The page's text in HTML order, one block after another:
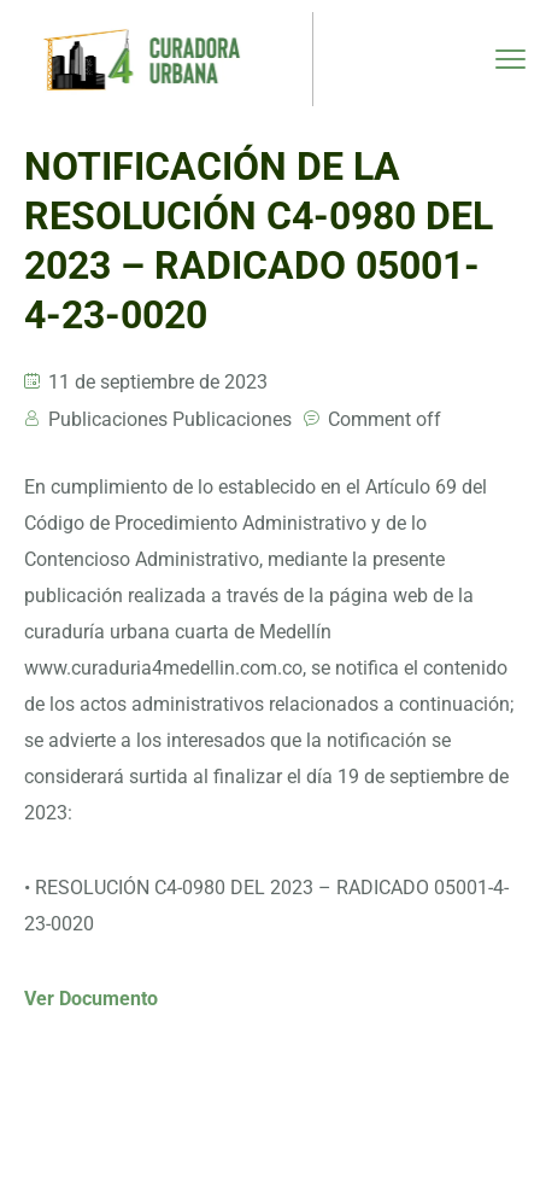
NOTIFICACIÓN DE LA
RESOLUCIÓN C4-0980 DEL
2023 – RADICADO 05001-
4-23-0020
11 de septiembre de 2023
Publicaciones Publicaciones
Comment off
En cumplimiento de lo establecido en el Artículo 69 del
Código de Procedimiento Administrativo y de lo
Contencioso Administrativo, mediante la presente
publicación realizada a través de la página web de la
curaduría urbana cuarta de Medellín
www.curaduria4medellin.com.co, se notifica el contenido
de los actos administrativos relacionados a continuación;
se advierte a los interesados que la notificación se
considerará surtida al finalizar el día 19 de septiembre de
2023:
• RESOLUCIÓN C4-0980 DEL 2023 – RADICADO 05001-4-
23-0020
Ver Documento